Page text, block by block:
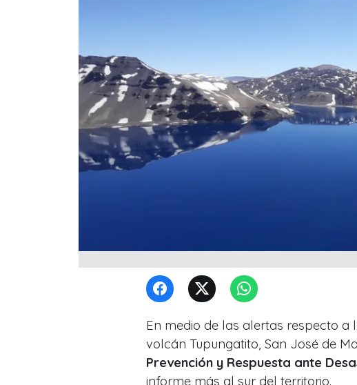
En medio de las alertas respecto a
volcán Tupungatito, San José de
Prevención y Respuesta ante
informe más al sur del territorio.